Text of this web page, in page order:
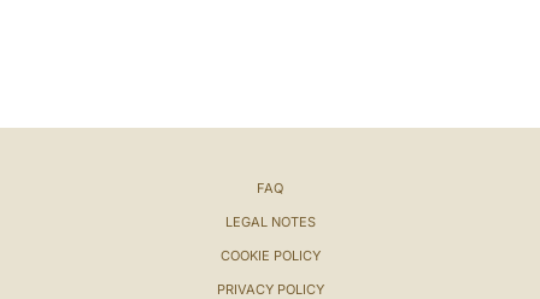
FAQ
LEGAL NOTES
COOKIE POLICY
PRIVACY POLICY